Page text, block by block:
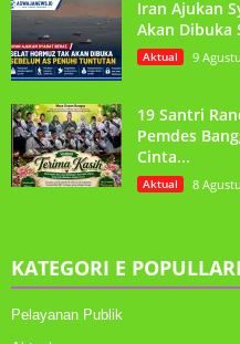
Iran Ajukan
Akan Dibuka
Aktual 9
19 Santri
Pemdes
Cinta...
Aktual 8
KATEGORI E
Pelayanan Publik